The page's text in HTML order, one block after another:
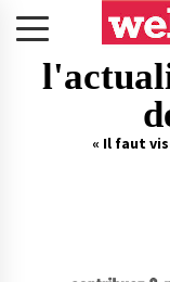
« Il faut